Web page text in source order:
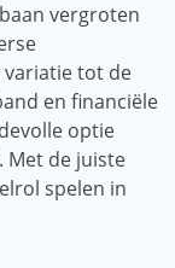
vergroten
variatie tot de
en financiële
optie
Met de juiste
spelen in